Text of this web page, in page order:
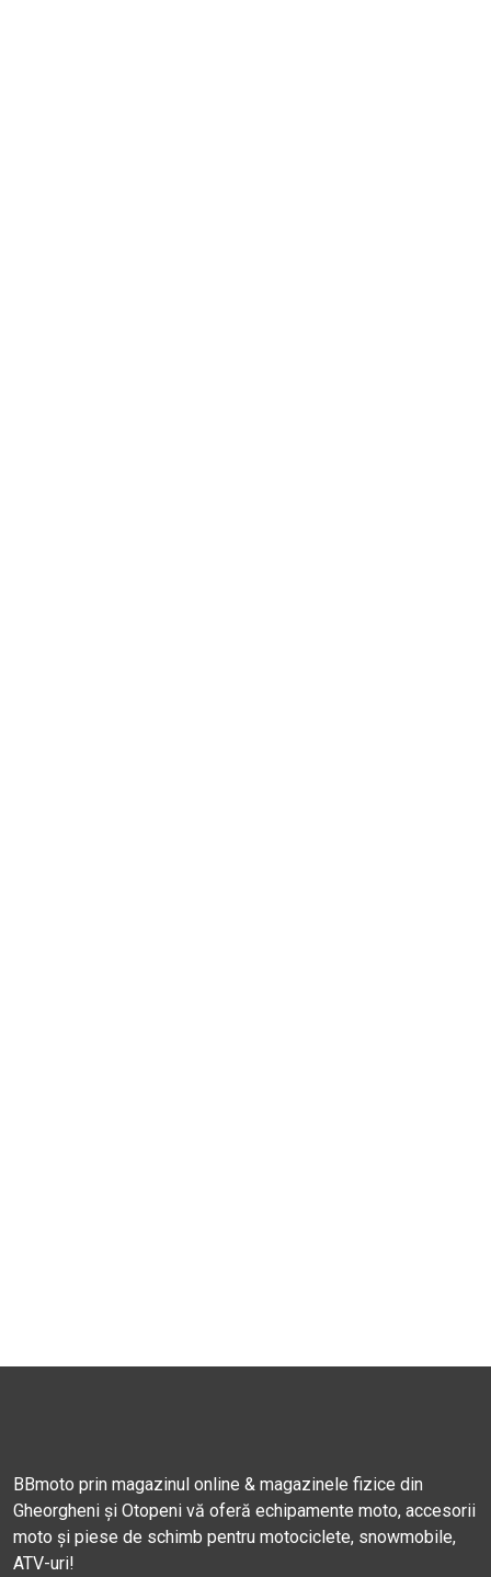
BBmoto prin magazinul online & magazinele fizice din
Gheorgheni și Otopeni vă oferă echipamente moto, accesorii
moto și piese de schimb pentru motociclete, snowmobile,
ATV-uri!